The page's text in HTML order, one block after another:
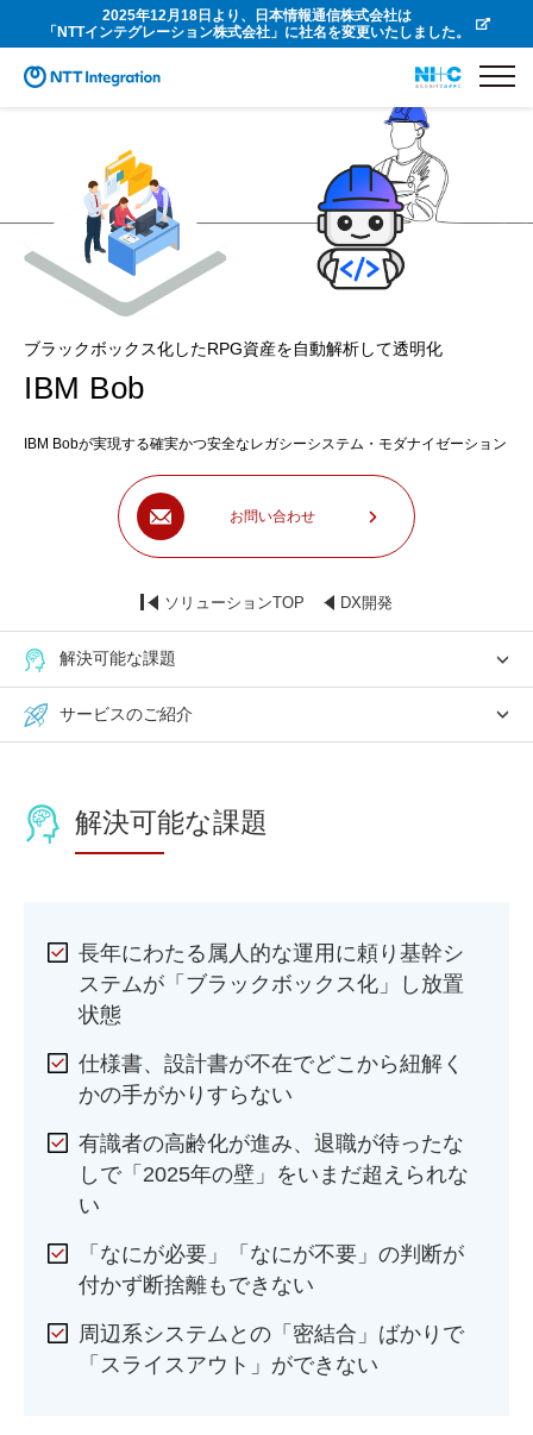
2025年12月18日より、日本情報通信株式会社は
「NTTインテグレーション株式会社」に社名を変更いたしました。
ブラックボックス化したRPG資産を自動解析して透明化
IBM Bob
IBM Bobが実現する確実かつ安全なレガシーシステム・モダナイゼーション
お問い合わせ
ソリューションTOP DX開発
解決可能な課題
サービスのご紹介
解決可能な課題
長年にわたる属人的な運用に頼り基幹シ
ステムが「ブラックボックス化」し放置
状態
仕様書、設計書が不在でどこから紐解く
かの手がかりすらない
有識者の高齢化が進み、退職が待ったな
しで「2025年の壁」をいまだ超えられな
い
「なにが必要」「なにが不要」の判断が
付かず断捨離もできない
周辺系システムとの「密結合」ばかりで
「スライスアウト」ができない